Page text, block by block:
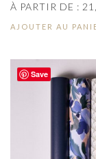
À PARTIR DE :
AJOUTER AU
Save